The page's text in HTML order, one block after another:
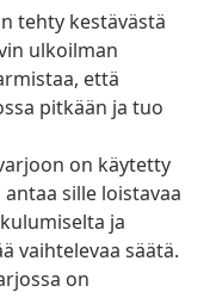
tehty kestävästä
ulkoilman
että
pitkään ja tuo
on käytetty
sille loistavaa
ja
vaihtelevaa säätä.
on